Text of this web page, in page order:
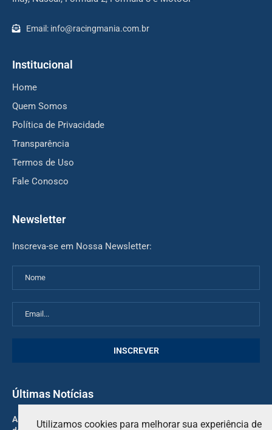
Email: info@racingmania.com.br
Institucional
Home
Quem Somos
Política de Privacidade
Transparência
Termos de Uso
Fale Conosco
Newsletter
Inscreva-se em Nossa Newsletter:
Últimas Notícias
Alex Marquez ainda apresenta limitações físicas após a pausa
Utilizamos cookies para melhorar sua experiência de